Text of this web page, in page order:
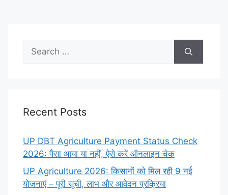
Search
for:
Recent Posts
UP DBT Agriculture Payment Status Check
2026: पैसा आया या नहीं, ऐसे करें ऑनलाइन चेक
UP Agriculture 2026: किसानों को मिल रही 9 नई
योजनाएं – पूरी सूची, लाभ और आवेदन प्रक्रिया